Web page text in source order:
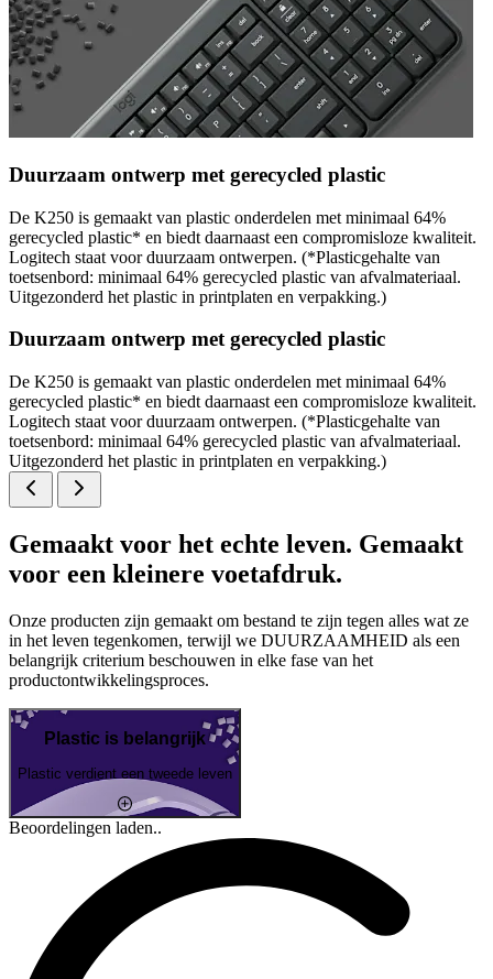
Duurzaam ontwerp met gerecycled plastic
De K250 is gemaakt van plastic onderdelen met minimaal 64%
gerecycled plastic* en biedt daarnaast een compromisloze kwaliteit.
Logitech staat voor duurzaam ontwerpen. (*Plasticgehalte van
toetsenbord: minimaal 64% gerecycled plastic van afvalmateriaal.
Uitgezonderd het plastic in printplaten en verpakking.)
Duurzaam ontwerp met gerecycled plastic
De K250 is gemaakt van plastic onderdelen met minimaal 64%
gerecycled plastic* en biedt daarnaast een compromisloze kwaliteit.
Logitech staat voor duurzaam ontwerpen. (*Plasticgehalte van
toetsenbord: minimaal 64% gerecycled plastic van afvalmateriaal.
Uitgezonderd het plastic in printplaten en verpakking.)
Gemaakt voor het echte leven. Gemaakt
voor een kleinere voetafdruk.
Onze producten zijn gemaakt om bestand te zijn tegen alles wat ze
in het leven tegenkomen, terwijl we DUURZAAMHEID als een
belangrijk criterium beschouwen in elke fase van het
productontwikkelingsproces.
Plastic is belangrijk
Plastic verdient een tweede leven
Beoordelingen laden..